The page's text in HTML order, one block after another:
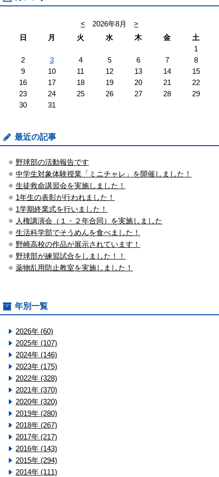
< 2026年8月
>
日
月 火 水 木 金
土
1
2
3 4 5 6 7
8
9
10 11 12 13 14
15
16
17 18 19 20 21
22
23
24 25 26 27 28
29
30
31
最近の記事
野球部の活動報告です
中学生対象体験授業「ミニチャレ」を開催しました！
生徒救命講習会を実施しました！
1年生の表彰が行われました！
1学期終業式を行いました！
人権講演会（１・２年合同）を実施しました
生活科学部でそうめんを食べました！
野崎高校の作品が展示されています！
野球部が練習試合をしました！！
薬物乱用防止教室を実施しました！
年別一覧
2026年 (60)
2025年 (107)
2024年 (146)
2023年 (175)
2022年 (328)
2021年 (370)
2020年 (320)
2019年 (280)
2018年 (267)
2017年 (217)
2016年 (143)
2015年 (294)
2014年 (111)